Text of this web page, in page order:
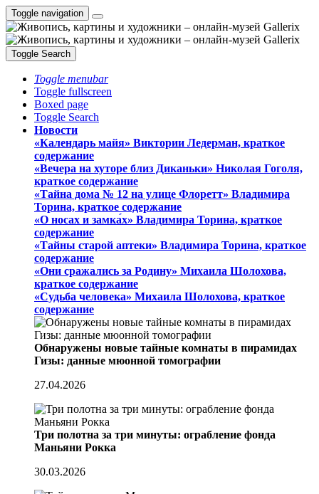
Toggle navigation
Toggle Search
Toggle menubar
Toggle fullscreen
Boxed page
Toggle Search
Новости
«Календарь майя» Виктории Ледерман, краткое
содержание
«Вечера на хуторе близ Диканьки» Николая Гоголя,
краткое содержание
«Тайна дома № 12 на улице Флоретт» Владимира
Торина, краткое содержание
«О носах и замка́х» Владимира Торина, краткое
содержание
«Тайны старой аптеки» Владимира Торина, краткое
содержание
«Они сражались за Родину» Михаила Шолохова,
краткое содержание
«Судьба человека» Михаила Шолохова, краткое
содержание
Обнаружены новые тайные комнаты в пирамидах
Гизы: данные мюонной томографии
27.04.2026
Три полотна за три минуты: ограбление фонда
Маньяни Рокка
30.03.2026